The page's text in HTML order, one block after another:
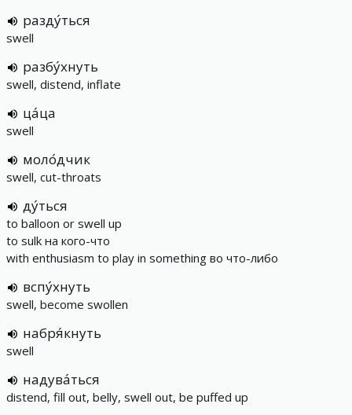
разду́ться
swell
разбу́хнуть
swell, distend, inflate
ца́ца
swell
моло́дчик
swell, cut-throats
ду́ться
to balloon or swell up
to sulk на кого-что
with enthusiasm to play in something во что-либо
вспу́хнуть
swell, become swollen
набря́кнуть
swell
надува́ться
distend, fill out, belly, swell out, be puffed up